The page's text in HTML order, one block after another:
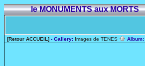
le MONUMENTS aux MORTS
[Retour ACCUEIL] - Gallery: Images de TENES Album: